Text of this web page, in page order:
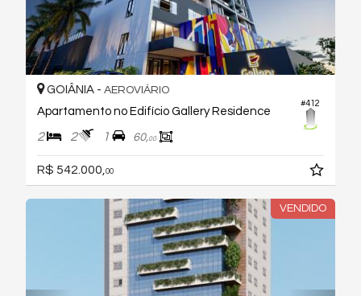
#412
GOIÂNIA - AEROVIÁRIO
Apartamento no Edifício Gallery Residence
2 2 1 60,00
R$ 542.000, 00
VENDIDO